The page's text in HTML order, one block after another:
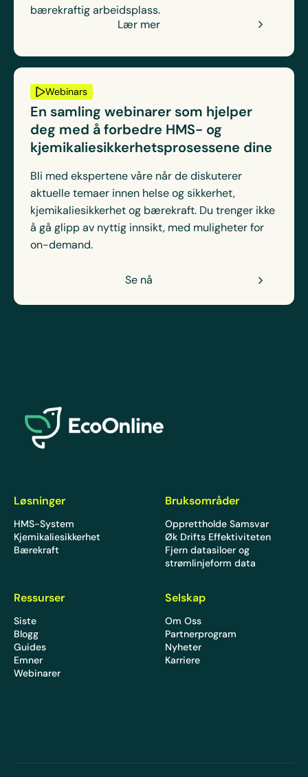
bærekraftig arbeidsplass.
Lær mer
Webinars
En samling webinarer som hjelper
deg med å forbedre HMS- og
kjemikaliesikkerhetsprosessene dine
Bli med ekspertene våre når de diskuterer
aktuelle temaer innen helse og sikkerhet,
kjemikaliesikkerhet og bærekraft. Du trenger ikke
å gå glipp av nyttig innsikt, med muligheter for
on-demand.
Se nå
Løsninger
HMS-System
Kjemikaliesikkerhet
Bærekraft
Bruksområder
Opprettholde Samsvar
Øk Drifts Effektiviteten
Fjern datasiloer og
strømlinjeform data
Ressurser
Siste
Blogg
Guides
Emner
Webinarer
Selskap
Om Oss
Partnerprogram
Nyheter
Karriere